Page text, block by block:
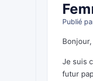
Publié
Bonjour,
Je suis
futur